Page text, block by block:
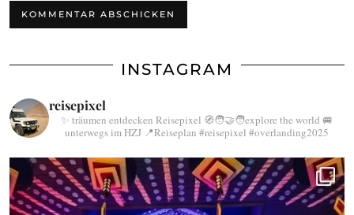
INSTAGRAM
reisepixel
✨ träumen entdecken Reisepixel 🧭🧑‍🤝‍🧑explore the world 🚐
unterwegs im HZJ 📍Reiseplan #reisepixel #overlanding2025